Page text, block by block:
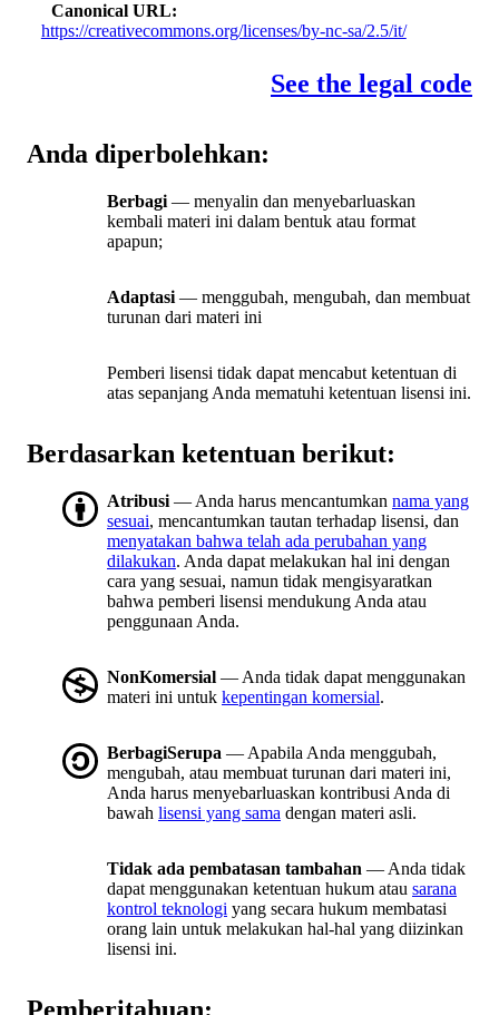
Canonical URL
https://creativecommons.org/licenses/by-nc-sa/2.5/it/
See the legal code
Anda diperbolehkan:
Berbagi — menyalin dan menyebarluaskan
kembali materi ini dalam bentuk atau format
apapun;
Adaptasi — menggubah, mengubah, dan membuat
turunan dari materi ini
Pemberi lisensi tidak dapat mencabut ketentuan di
atas sepanjang Anda mematuhi ketentuan lisensi ini.
Berdasarkan ketentuan berikut:
Atribusi — Anda harus mencantumkan nama yang
sesuai, mencantumkan tautan terhadap lisensi, dan
menyatakan bahwa telah ada perubahan yang
dilakukan. Anda dapat melakukan hal ini dengan
cara yang sesuai, namun tidak mengisyaratkan
bahwa pemberi lisensi mendukung Anda atau
penggunaan Anda.
NonKomersial — Anda tidak dapat menggunakan
materi ini untuk kepentingan komersial.
BerbagiSerupa — Apabila Anda menggubah,
mengubah, atau membuat turunan dari materi ini,
Anda harus menyebarluaskan kontribusi Anda di
bawah lisensi yang sama dengan materi asli.
Tidak ada pembatasan tambahan — Anda tidak
dapat menggunakan ketentuan hukum atau sarana
kontrol teknologi yang secara hukum membatasi
orang lain untuk melakukan hal-hal yang diizinkan
lisensi ini.